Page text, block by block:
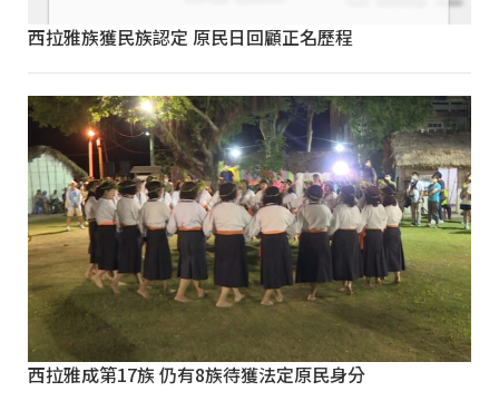
西拉雅族獲民族認定 原民日回顧正名歷程
西拉雅成第17族 仍有8族待獲法定原民身分